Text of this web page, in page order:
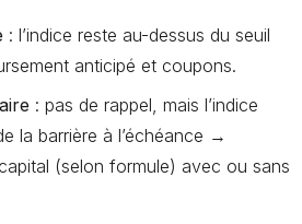
: l’indice reste au-dessus du seuil
anticipé et coupons.
: pas de rappel, mais l’indice
la barrière à l’échéance →
(selon formule) avec ou sans